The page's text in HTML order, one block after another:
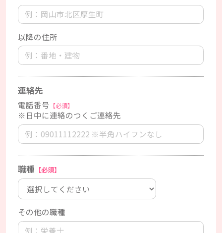
以降の住所
連絡先
電話番号 【必須】
※日中に連絡のつくご連絡先
職種 【必須】
その他の職種